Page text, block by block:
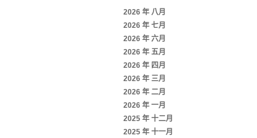
2026 年 八月
2026 年 七月
2026 年 六月
2026 年 五月
2026 年 四月
2026 年 三月
2026 年 二月
2026 年 一月
2025 年 十二月
2025 年 十一月